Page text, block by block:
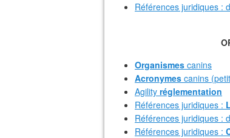
Références juridiques :
Organismes canins
Acronymes canins
Agility réglementation
Références juridiques :
Références juridiques :
Références juridiques :